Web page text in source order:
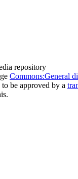
repository
Commons:General
be approved by a